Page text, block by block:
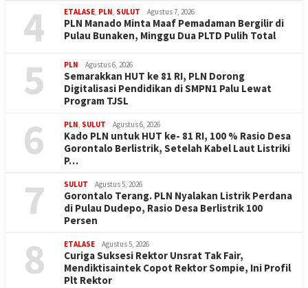
4 ETALASE, PLN, SULUT Agustus 7, 2026
PLN Manado Minta Maaf Pemadaman Bergilir di
Pulau Bunaken, Minggu Dua PLTD Pulih Total
5 PLN Agustus 6, 2026
Semarakkan HUT ke 81 RI, PLN Dorong
Digitalisasi Pendidikan di SMPN1 Palu Lewat
Program TJSL
6 PLN, SULUT Agustus 6, 2026
Kado PLN untuk HUT ke- 81 RI, 100 % Rasio Desa
Gorontalo Berlistrik, Setelah Kabel Laut Listriki
P…
7 SULUT Agustus 5, 2026
Gorontalo Terang. PLN Nyalakan Listrik Perdana
di Pulau Dudepo, Rasio Desa Berlistrik 100
Persen
8 ETALASE Agustus 5, 2026
Curiga Suksesi Rektor Unsrat Tak Fair,
Mendiktisaintek Copot Rektor Sompie, Ini Profil
Plt Rektor